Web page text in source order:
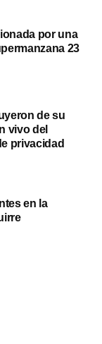
por una
23
de su
vivo del
privacidad
en la